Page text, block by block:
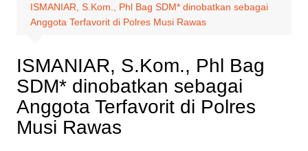
ISMANIAR, S.Kom., Phl Bag SDM* dinobatkan sebagai
Anggota Terfavorit di Polres Musi Rawas
ISMANIAR, S.Kom., Phl Bag
SDM* dinobatkan sebagai
Anggota Terfavorit di Polres
Musi Rawas